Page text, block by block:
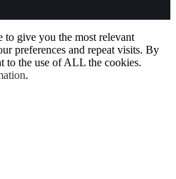
to give you the most relevant
preferences and repeat visits. By
to the use of ALL the cookies.
.